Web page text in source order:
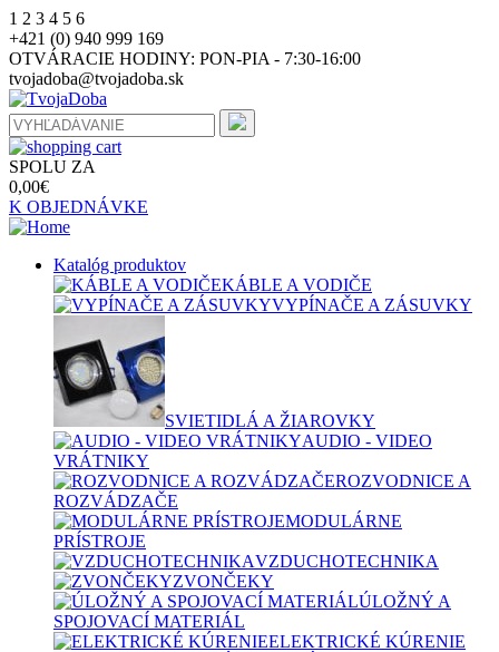
1 2 3 4 5 6
+421 (0) 940 999 169
OTVÁRACIE HODINY: PON-PIA - 7:30-16:00
tvojadoba@tvojadoba.sk
SPOLU ZA
0,00€
K OBJEDNÁVKE
Katalóg produktov
KÁBLE A VODIČE
VYPÍNAČE A ZÁSUVKY
SVIETIDLÁ A ŽIAROVKY
AUDIO - VIDEO
VRÁTNIKY
ROZVODNICE A
ROZVÁDZAČE
MODULÁRNE
PRÍSTROJE
VZDUCHOTECHNIKA
ZVONČEKY
ÚLOŽNÝ A
SPOJOVACÍ MATERIÁL
ELEKTRICKÉ KÚRENIE